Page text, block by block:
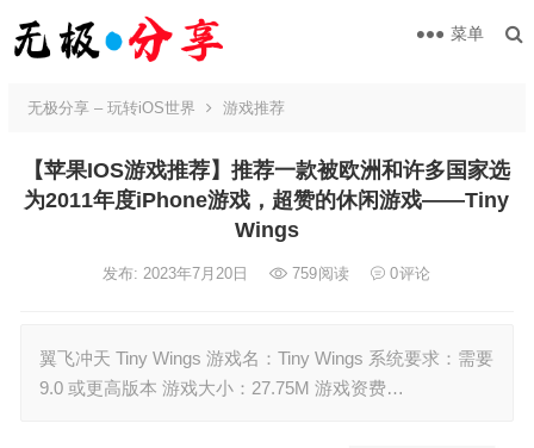
菜单
无极分享 – 玩转iOS世界 游戏推荐
【苹果IOS游戏推荐】推荐一款被欧洲和许多国家选
为2011年度iPhone游戏，超赞的休闲游戏——Tiny
Wings
发布: 2023年7月20日 759阅读 0评论
翼飞冲天 Tiny Wings 游戏名：Tiny Wings 系统要求：需要
9.0 或更高版本 游戏大小：27.75M 游戏资费…